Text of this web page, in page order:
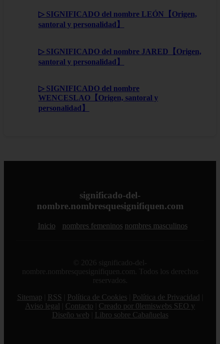
▷ SIGNIFICADO del nombre LEÓN【Origen,
santoral y personalidad】
▷ SIGNIFICADO del nombre JARED【Origen,
santoral y personalidad】
▷ SIGNIFICADO del nombre
WENCESLAO【Origen, santoral y
personalidad】
significado-del-
nombre.nombresquesignifiquen.com
Inicio nombres femeninos nombres masculinos
© 2026 significado-del-
nombre.nombresquesignifiquen.com. Todos los derechos
reservados.
Sitemap
RSS Política de Cookies Política de Privacidad
Aviso legal
Contacto
Creado por 0lemiswebs SEO y
Diseño web
Libro sobre Cabañuelas